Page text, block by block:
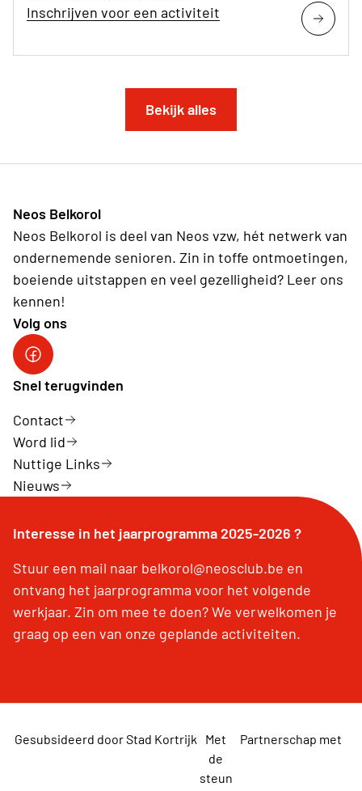
Inschrijven voor een activiteit
Bekijk alles
Neos Belkorol
Neos Belkorol is deel van Neos vzw, hét netwerk van
ondernemende senioren. Zin in toffe ontmoetingen,
boeiende uitstappen en veel gezelligheid? Leer ons
kennen!
Volg ons
Snel terugvinden
Contact
Word lid
Nuttige Links
Nieuws
Interesse in het jaarprogramma 2025-2026 ?
Stuur een mail naar belkorol@neosclub.be en
ontvang het jaarprogramma voor het volgende
werkjaar. Zin om mee te doen? We verwelkomen je
graag op een van onze geplande activiteiten.
Gesubsideerd door Stad Kortrijk
Met
de
steun
Partnerschap met